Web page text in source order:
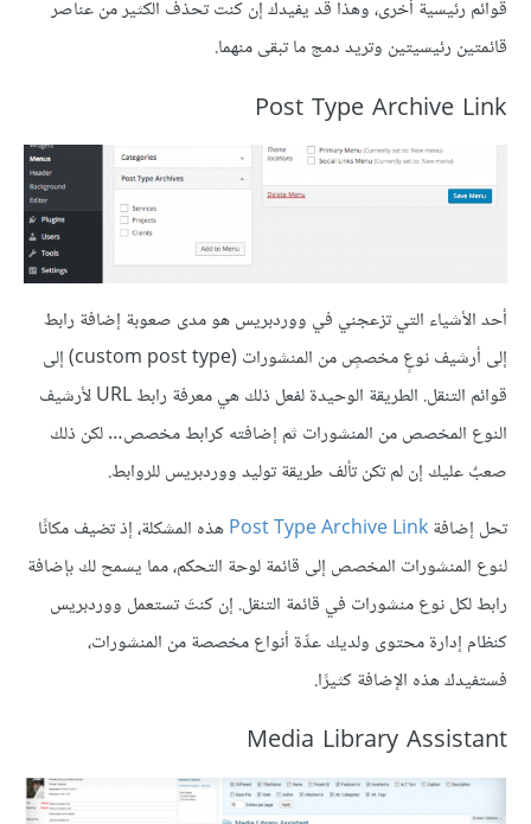
قوائم رئيسية أخرى، وهذا قد يفيدك إن كنت تحذف الكثير من عناصر
قائمتين رئيسيتين وتريد دمج ما تبقى منهما.
Post Type Archive Link
أحد الأشياء التي تزعجني في ووردبريس هو مدى صعوبة إضافة رابط
إلى أرشيف نوعٍ مخصصٍ من المنشورات (custom post type) إلى
قوائم التنقل. الطريقة الوحيدة لفعل ذلك هي معرفة رابط URL لأرشيف
النوع المخصص من المنشورات ثم إضافته كرابط مخصص… لكن ذلك
صعبٌ عليك إن لم تكن تألف طريقة توليد ووردبريس للروابط.
تحل إضافةPost Type Archive Linkهذه المشكلة، إذ تضيف مكانًا
لنوع المنشورات المخصص إلى قائمة لوحة التحكم، مما يسمح لك بإضافة
رابط لكل نوع منشورات في قائمة التنقل. إن كنتَ تستعمل ووردبريس
كنظام إدارة محتوى ولديك عدِّة أنواع مخصصة من المنشورات،
فستفيدك هذه الإضافة كثيرًا.
Media Library Assistant